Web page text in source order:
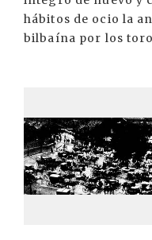
hábitos de ocio la
bilbaína por los